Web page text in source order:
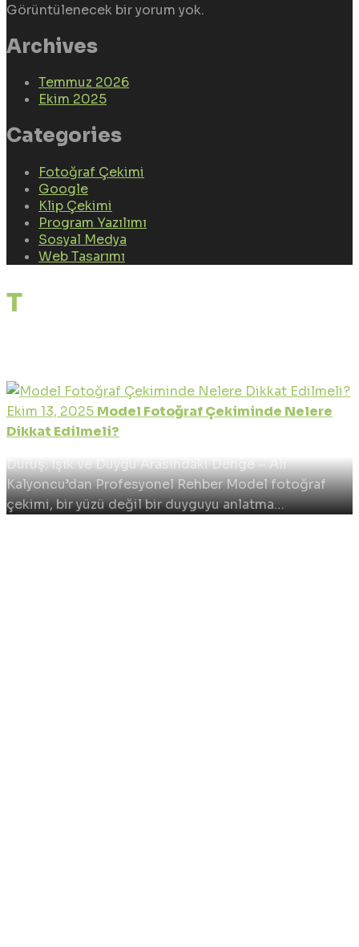
Görüntülenecek bir yorum yok.
Archives
Temmuz 2026
Ekim 2025
Categories
Fotoğraf Çekimi
Google
Klip Çekimi
Program Yazılımı
Sosyal Medya
Web Tasarımı
Tag: model fotoğraf
Ekim 13, 2025 Model Fotoğraf Çekiminde Nelere
Dikkat Edilmeli?
Duruş, Işık ve Duygu Arasındaki Denge – Ali
Kalyoncu’dan Profesyonel Rehber Model fotoğraf
çekimi, bir yüzü değil bir duyguyu anlatma…